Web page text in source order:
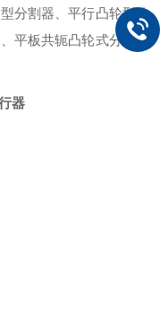
分割器、平行凸轮型分
平板共轭凸轮式分割器
器